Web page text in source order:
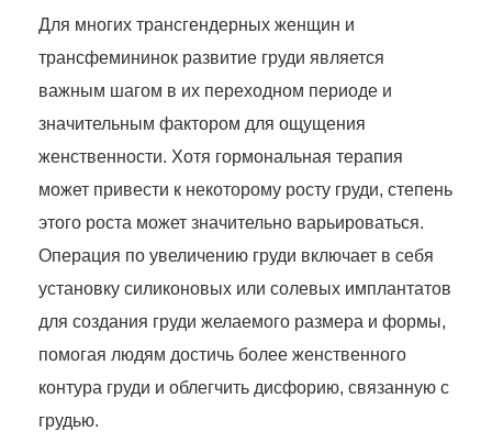
Для многих трансгендерных женщин и
трансфемининок развитие груди является
важным шагом в их переходном периоде и
значительным фактором для ощущения
женственности. Хотя гормональная терапия
может привести к некоторому росту груди, степень
этого роста может значительно варьироваться.
Операция по увеличению груди включает в себя
установку силиконовых или солевых имплантатов
для создания груди желаемого размера и формы,
помогая людям достичь более женственного
контура груди и облегчить дисфорию, связанную с
грудью.